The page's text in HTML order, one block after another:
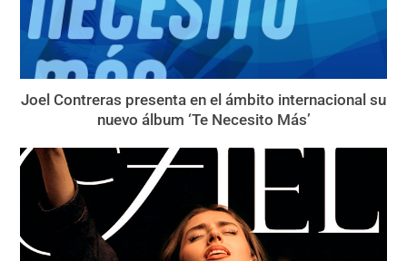
Joel Contreras presenta en el ámbito internacional su
nuevo álbum ‘Te Necesito Más’